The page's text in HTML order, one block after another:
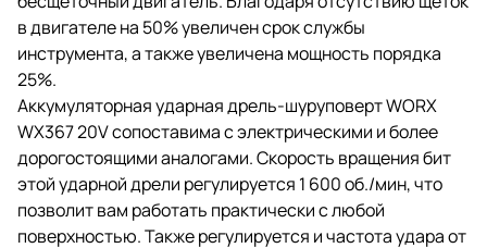
в двигателе на 50% увеличен срок службы
инструмента, а также увеличена мощность порядка
25%.
Аккумуляторная ударная дрель-шуруповерт WORX
WX367 20V сопоставима с электрическими и более
дорогостоящими аналогами. Скорость вращения бит
этой ударной дрели регулируется 1 600 об./мин, что
позволит вам работать практически с любой
поверхностью. Также регулируется и частота удара от